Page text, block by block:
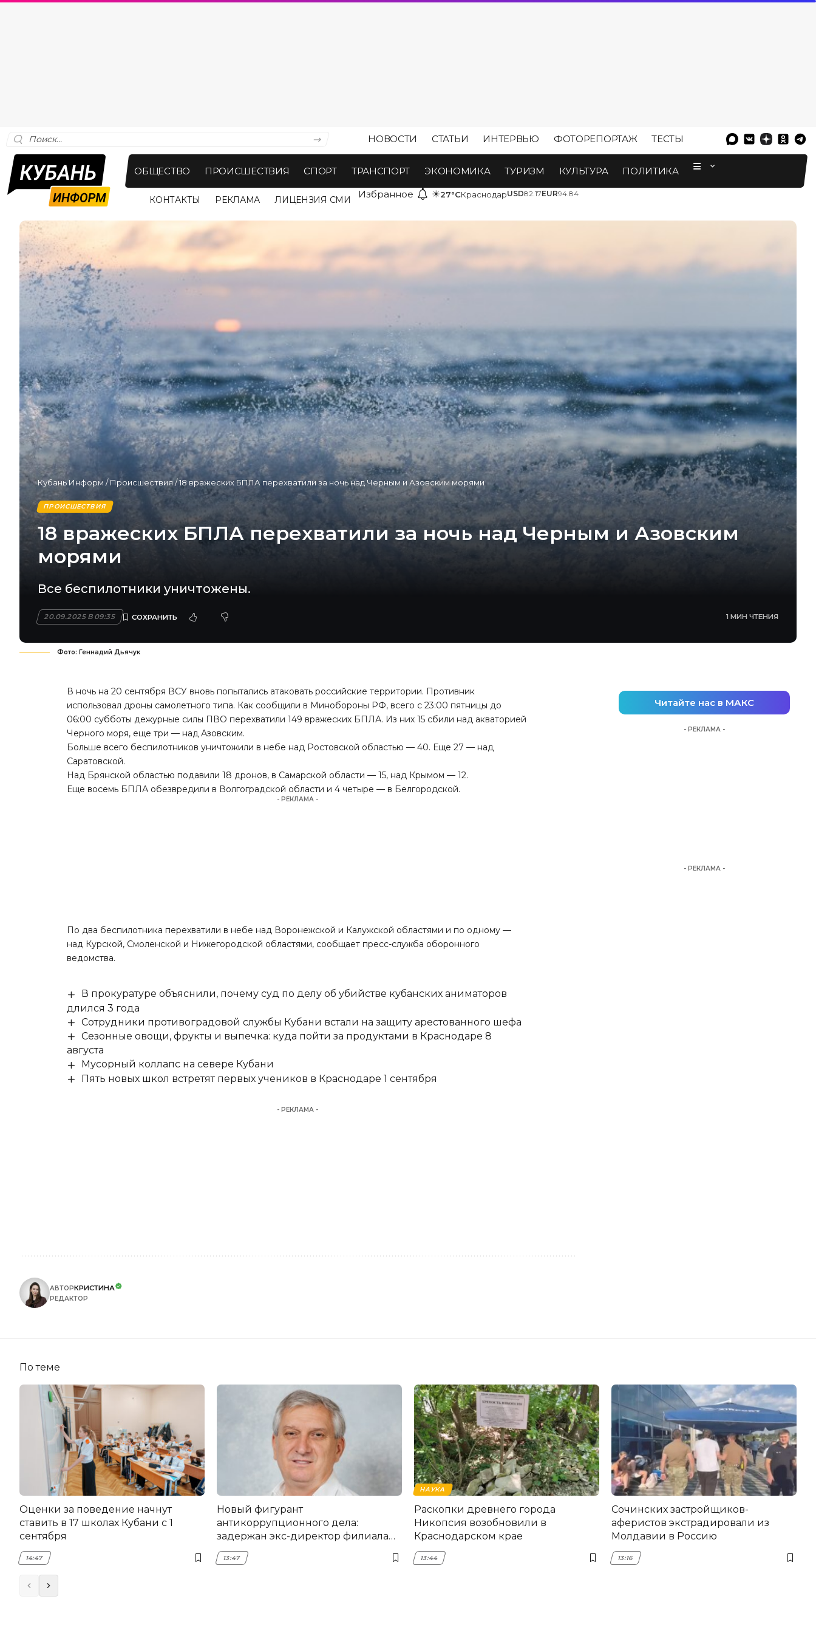
НОВОСТИ СТАТЬИ ИНТЕРВЬЮ ФОТОРЕПОРТАЖ ТЕСТЫ
ОБЩЕСТВО ПРОИСШЕСТВИЯ СПОРТ ТРАНСПОРТ ЭКОНОМИКА ТУРИЗМ КУЛЬТУРА ПОЛИТИКА
КОНТАКТЫ РЕКЛАМА ЛИЦЕНЗИЯ СМИ Избранное ☀27°CКраснодарUSD82.17EUR94.84
Кубань Информ /Происшествия/18 вражеских БПЛА перехватили за ночь над Черным и Азовским морями
ПРОИСШЕСТВИЯ
18 вражеских БПЛА перехватили за ночь над Черным и Азовским
морями
Все беспилотники уничтожены.
20.09.2025 В 09:35 1 МИН ЧТЕНИЯ
Фото: Геннадий Дьячук
В ночь на 20 сентября ВСУ вновь попытались атаковать российские территории. Противник
использовал дроны самолетного типа. Как сообщили в Минобороны РФ, всего с 23:00 пятницы до
06:00 субботы дежурные силы ПВО перехватили 149 вражеских БПЛА. Из них 15 сбили над акваторией
Черного моря, еще три — над Азовским.
Больше всего беспилотников уничтожили в небе над Ростовской областью — 40. Еще 27 — над
Саратовской.
Над Брянской областью подавили 18 дронов, в Самарской области — 15, над Крымом — 12.
Еще восемь БПЛА обезвредили в Волгоградской области и 4 четыре — в Белгородской.
- РЕКЛАМА -
По два беспилотника перехватили в небе над Воронежской и Калужской областями и по одному —
над Курской, Смоленской и Нижегородской областями, сообщает пресс-служба оборонного
ведомства.
В прокуратуре объяснили, почему суд по делу об убийстве кубанских аниматоров
длился 3 года
Сотрудники противоградовой службы Кубани встали на защиту арестованного шефа
Сезонные овощи, фрукты и выпечка: куда пойти за продуктами в Краснодаре 8
августа
Мусорный коллапс на севере Кубани
Пять новых школ встретят первых учеников в Краснодаре 1 сентября
- РЕКЛАМА -
АВТОРКРИСТИНА
РЕДАКТОР
Читайте нас в МАКС
- РЕКЛАМА -
- РЕКЛАМА -
По теме
Оценки за поведение начнут
ставить в 17 школах Кубани с 1
сентября
14:47
Новый фигурант
антикоррупционного дела:
задержан экс-директор филиала
НЭСК Крымска
13:47
НАУКА
Раскопки древнего города
Никопсия возобновили в
Краснодарском крае
13:44
Сочинских застройщиков-
аферистов экстрадировали из
Молдавии в Россию
13:16